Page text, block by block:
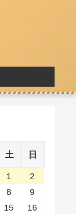
土 日
1
2
8
9
15
16